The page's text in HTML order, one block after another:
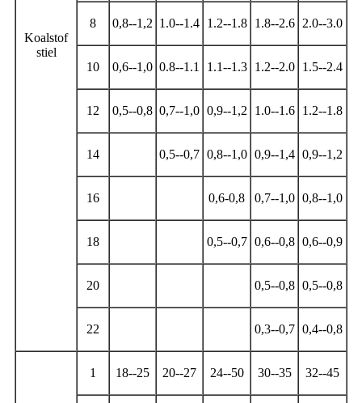
Koalstof
stiel
8 0,8--1,2 1.0--1.4 1.2--1.8 1.8--2.6 2.0--3.0
10 0,6--1,0 0.8--1.1 1.1--1.3 1.2--2.0 1.5--2.4
12 0,5--0,8 0,7--1,0 0,9--1,2 1.0--1.6 1.2--1.8
14 0,5--0,7 0,8--1,0 0,9--1,4 0,9--1,2
16 0,6-0,8 0,7--1,0 0,8--1,0
18 0,5--0,7 0,6--0,8 0,6--0,9
20 0,5--0,8 0,5--0,8
22 0,3--0,7 0,4--0,8
1 18--25 20--27 24--50 30--35 32--45